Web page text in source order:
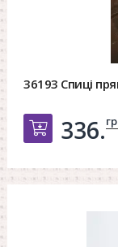
36193 Спиці
336.